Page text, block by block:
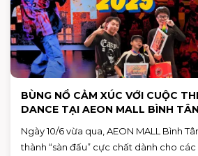
BÙNG NỔ CẢM XÚC VỚI CUỘC
DANCE TẠI AEON MALL BÌNH TÂN
Ngày 10/6 vừa qua, AEON MALL Bình
thành “sàn đấu” cực chất dành cho